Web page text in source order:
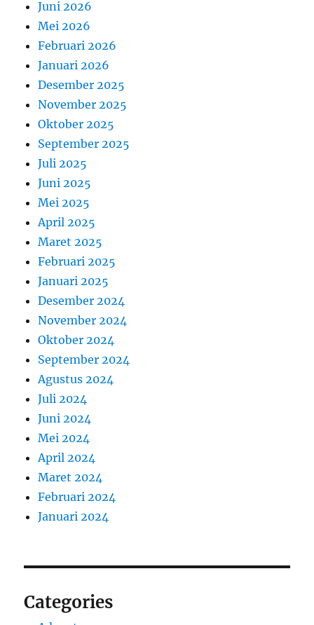
Juni 2026
Mei 2026
Februari 2026
Januari 2026
Desember 2025
November 2025
Oktober 2025
September 2025
Juli 2025
Juni 2025
Mei 2025
April 2025
Maret 2025
Februari 2025
Januari 2025
Desember 2024
November 2024
Oktober 2024
September 2024
Agustus 2024
Juli 2024
Juni 2024
Mei 2024
April 2024
Maret 2024
Februari 2024
Januari 2024
Categories